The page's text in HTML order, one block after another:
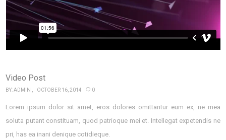
Video Post
BY:ADMIN OCTOBER 16, 2014 0
Lorem ipsum dolor sit amet, eros dolores omittantur eum ex, ne mea
soluta putant constituam, quod patrioque mei et. Intellegat expetendis ne
pri, has ea inani denique cotidieque.